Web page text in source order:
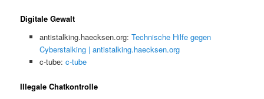
Digitale Gewalt
antistalking.haecksen.org: Technische Hilfe gegen
Cyberstalking | antistalking.haecksen.org
c-tube: c-tube
Illegale Chatkontrolle